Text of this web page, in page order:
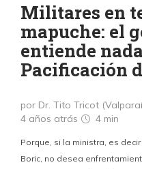
Militares en
mapuche: el
entiende
Pacificación
por Dr. Tito Tricot
4 años atrás
4 min
Porque, si la ministra, es
Boric, no desea